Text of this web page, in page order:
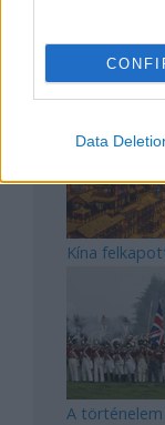
Data
Japán
Kína
A